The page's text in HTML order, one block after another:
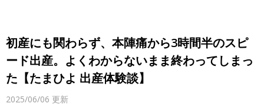
初産にも関わらず、本陣痛から3時間半のスピ
ード出産。よくわからないまま終わってしまっ
た【たまひよ 出産体験談】
2025/06/06 更新